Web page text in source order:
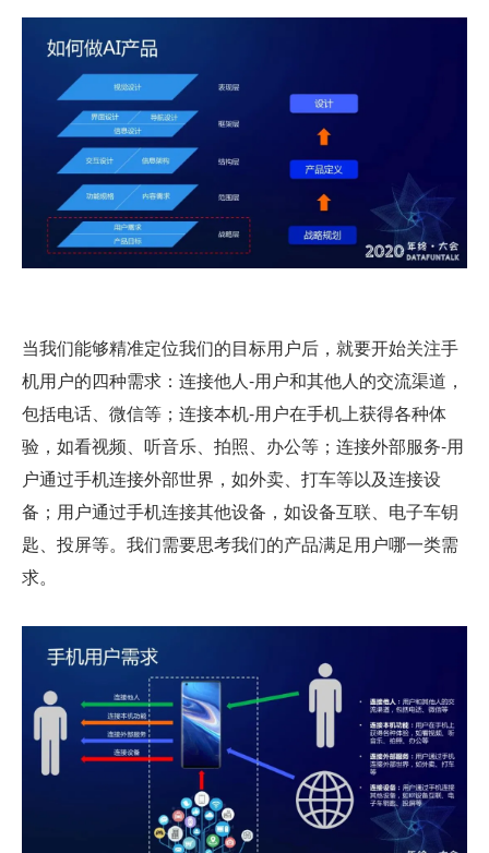
当我们能够精准定位我们的目标用户后，就要开始关注手
机用户的四种需求：连接他人-用户和其他人的交流渠道，
包括电话、微信等；连接本机-用户在手机上获得各种体
验，如看视频、听音乐、拍照、办公等；连接外部服务-用
户通过手机连接外部世界，如外卖、打车等以及连接设
备；用户通过手机连接其他设备，如设备互联、电子车钥
匙、投屏等。我们需要思考我们的产品满足用户哪一类需
求。